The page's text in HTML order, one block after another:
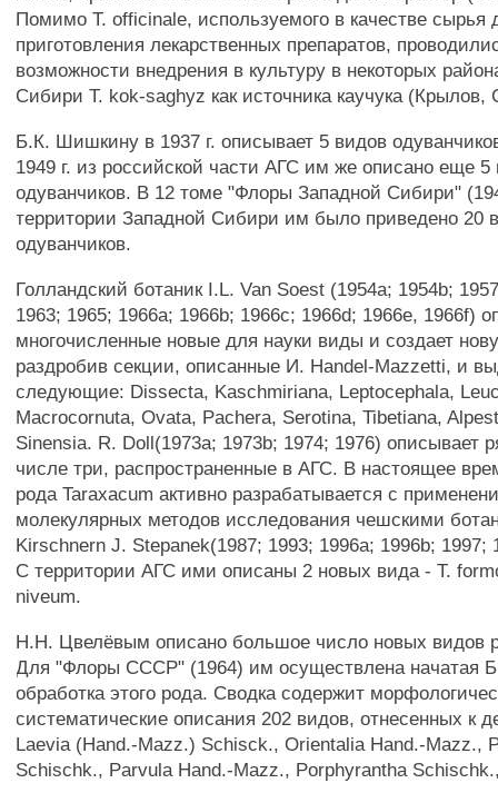
Помимо Т. officinale, используемого в качестве сырья
приготовления лекарственных препаратов,
возможности внедрения в культуру в некоторых
Сибири Т. kok-saghyz как источника каучука (Крылов,
Б.К. Шишкину в 1937 г. описывает 5 видов
1949 г. из российской части АГС им же описано еще 5
одуванчиков. В 12 томе "Флоры Западной Сибири"
территории Западной Сибири им было приведено 20
одуванчиков.
Голландский ботаник I.L. Van Soest (1954а; 1954b;
1963; 1965; 1966а; 1966b; 1966с; 1966d; 1966е, 1966f)
многочисленные новые для науки виды и создает
раздробив секции, описанные И. Handel-Mazzetti, и
следующие: Dissecta, Kaschmiriana, Leptocephala,
Macrocornuta, Ovata, Pachera, Serotina, Tibetiana,
Sinensia. R. Doll(1973a; 1973b; 1974; 1976) описывает
числе три, распространенные в АГС. В настоящее
рода Taraxacum активно разрабатывается с
молекулярных методов исследования чешскими
Kirschnern J. Stepanek(1987; 1993; 1996а; 1996b; 1997;
С территории АГС ими описаны 2 новых вида - Т.
niveum.
Н.Н. Цвелёвым описано большое число новых видов
Для "Флоры СССР" (1964) им осуществлена начатая
обработка этого рода. Сводка содержит
систематические описания 202 видов, отнесенных к
Laevia (Hand.-Mazz.) Schisck., Orientalia Hand.-Mazz.,
Schischk., Parvula Hand.-Mazz., Porphyrantha